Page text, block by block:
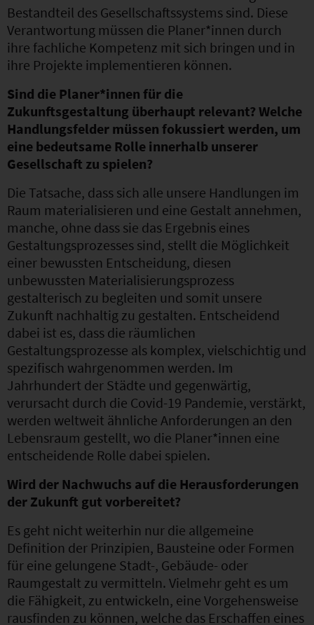
Bestandteil des Gesellschaftssystems sind. Diese
Verantwortung müssen die Planer*innen durch
ihre fachliche Kompetenz mit sich bringen und in
ihre Projekte implementieren können.
Sind die Planer*innen für die
Zukunftsgestaltung überhaupt relevant? Welche
Handlungsfelder müssen fokussiert werden, um
eine bedeutsame Rolle innerhalb unserer
Gesellschaft zu spielen?
Die Tatsache, dass sich alle unsere Handlungen im
Raum materialisieren und eine Gestalt annehmen,
manche, ohne dass sie das Ergebnis eines
Gestaltungsprozesses sind, stellt die Möglichkeit
einer bewussten Entscheidung, diesen
unbewussten Materialisierungsprozess
gestalterisch zu begleiten und somit unsere
Zukunft nachhaltig zu gestalten. Entscheidend
dabei ist es, dass die räumlichen
Gestaltungsprozesse als komplex, vielschichtig und
spezifisch wahrgenommen werden. Im
Jahrhundert der Städte und gegenwärtig,
verursacht durch die Covid-19 Pandemie, verstärkt,
werden weltweit ähnliche Anforderungen an den
Lebensraum gestellt, wo die Planer*innen eine
entscheidende Rolle dabei spielen.
Wird der Nachwuchs auf die Herausforderungen
der Zukunft gut vorbereitet?
Es geht nicht weiterhin nur die allgemeine
Definition der Prinzipien, Bausteine oder Formen
für eine gelungene Stadt-, Gebäude- oder
Raumgestalt zu vermitteln. Vielmehr geht es um
die Fähigkeit, zu entwickeln, eine Vorgehensweise
rausfinden zu können, welche das Erschaffen eines